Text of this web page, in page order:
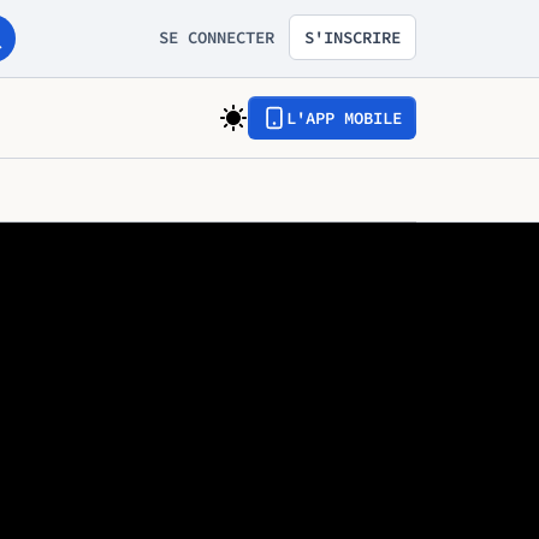
SE CONNECTER S'INSCRIRE
L'APP MOBILE